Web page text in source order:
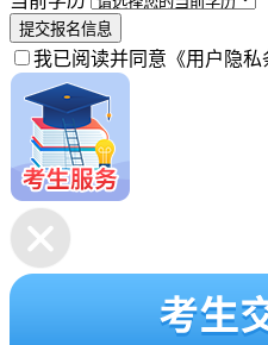
提交报名信息
我已阅读并同意 《用户隐私